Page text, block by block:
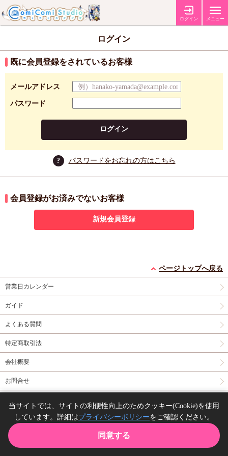
ログイン メニュー
ログイン
既に会員登録をされているお客様
メールアドレス
パスワード
ログイン
? パスワードをお忘れの方はこちら
会員登録がお済みでないお客様
新規会員登録
ページトップへ戻る
営業日カレンダー
ガイド
よくある質問
特定商取引法
会社概要
お問合せ
Copyright(C) comicomi studio. All right reserved.
当サイトでは、サイトの利便性向上のためクッキー(Cookie)を使用
しています。詳細はプライバシーポリシーをご確認ください。
同意する